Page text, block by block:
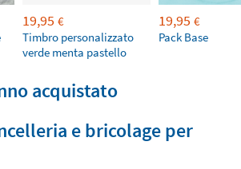
19,95 €
Timbro personalizzato
verde menta pastello
19,95 €
Pack Base
acquistato
e bricolage per